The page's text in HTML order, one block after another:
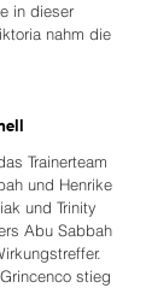
in dieser
nahm die
Trainerteam
und Henrike
und Trinity
Abu Sabbah
stieg